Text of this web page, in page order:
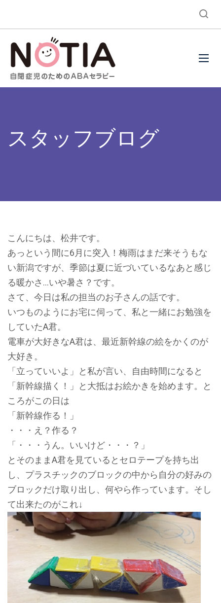
スタッフブログ
こんにちは、松井です。
あっという間に6月に突入！梅雨はまだ来そうもな
い新潟ですが、季節は夏に近づいているなあと感じ
る暖かさ…いや暑さ？です。
さて、今日は私の担当のお子さんの話です。
いつものようにお宅に伺って、私と一緒にお勉強を
していたA君。
電車が大好きなA君は、最近新幹線の絵をかくのが
大好き。
「立っていいよ」と私が言い、自由時間になると
「新幹線描く！」と大抵はお絵かきを始めます。と
ころがこの日は
「新幹線作る！」
・・・え？作る？
「・・・うん。いいけど・・・？」
とそのままA君を見ているとセロテープを持ち出
し、プラスチックのブロックの中から自分の好みの
ブロックだけ取り出し、何やら作っています。そし
て出来たのがこれ↓